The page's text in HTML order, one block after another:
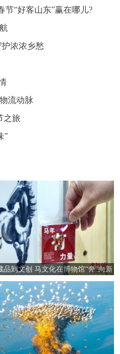
节“好客山东”赢在哪儿?
浓浓乡愁
流动脉
之旅
”
品到文创 马文化在博物馆“奔”向新
岁